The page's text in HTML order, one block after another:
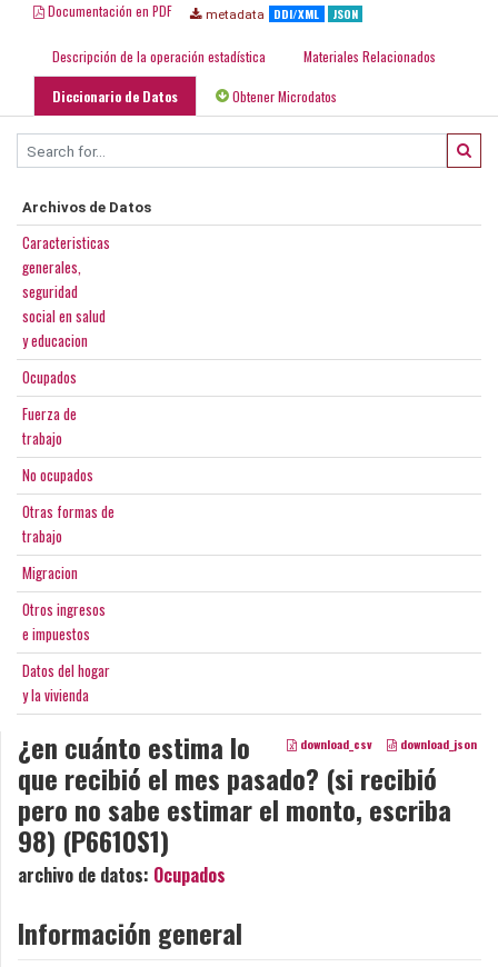
Documentación en PDF metadata DDI/XML JSON
Descripción de la operación estadística Materiales Relacionados
Diccionario de Datos Obtener Microdatos
Archivos de Datos
Caracteristicas
generales,
seguridad
social en salud
y educacion
Ocupados
Fuerza de
trabajo
No ocupados
Otras formas de
trabajo
Migracion
Otros ingresos
e impuestos
Datos del hogar
y la vivienda
download_csv download_json
¿en cuánto estima lo
que recibió el mes pasado? (si recibió
pero no sabe estimar el monto, escriba
98) (P6610S1)
archivo de datos: Ocupados
Información general